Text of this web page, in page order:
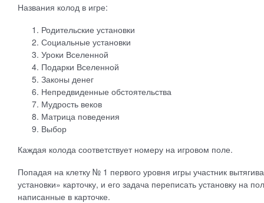
Названия колод в игре:
Родительские установки
Социальные установки
Уроки Вселенной
Подарки Вселенной
Законы денег
Непредвиденные обстоятельства
Мудрость веков
Матрица поведения
Выбор
Каждая колода соответствует номеру на игровом поле.
Попадая на клетку № 1 первого уровня игры участник
установки» карточку, и его задача переписать установку на
написанные в карточке.